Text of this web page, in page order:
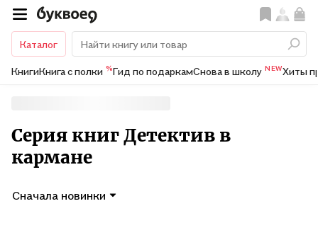
Каталог
КнигиКнига с полки %Гид по подаркамСнова в школу NEWХиты
Серия книг Детектив в
кармане
Сначала новинки